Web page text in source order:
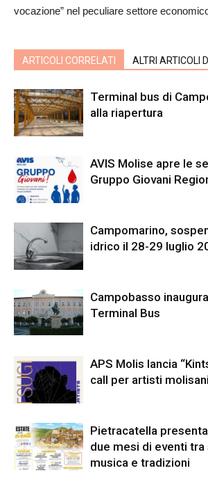
vocazione” nel peculiare settore
ARTICOLI CORRELATI ALTRI ARTICOLI
Terminal bus di
alla riapertura
AVIS Molise apre le
Gruppo Giovani
Campomarino,
idrico il 28-29 luglio
Campobasso
Terminal Bus
APS Molis lancia
call per artisti molisani
Pietracatella
due mesi di eventi tra
musica e tradizioni